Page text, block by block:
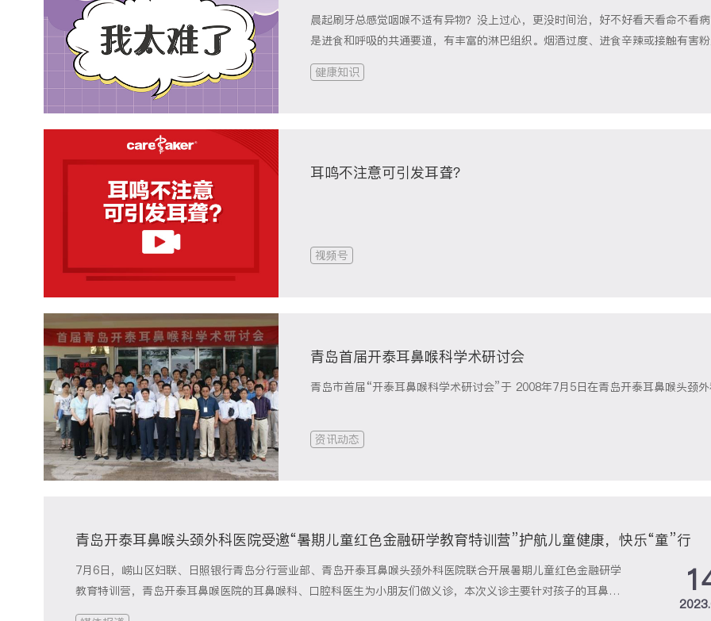
晨起刷牙总感觉咽喉不适有异物？没上过心，更没时间治，好不好看天看命不看
是进食和呼吸的共通要道，有丰富的淋巴组织。烟酒过度、进食辛辣或接触有害
致病因素反复刺激下，都极易引发咽喉炎。急性咽喉炎久拖不治、迁延不愈会转
可导致慢性咽喉炎长期不愈，如慢性鼻炎、张口呼吸、慢性扁桃体炎、呼吸道炎
健康知识
耳鸣不注意可引发耳聋？
视频号
青岛首届开泰耳鼻喉科学术研讨会
青岛市首届“开泰耳鼻喉科学术研讨会”于 2008年7月5日在青岛开泰耳鼻喉头颈
资讯动态
青岛开泰耳鼻喉头颈外科医院受邀“暑期儿童红色金融研学教育特训营”护航儿童健康，快乐“童”行
7月6日，崂山区妇联、日照银行青岛分行营业部、青岛开泰耳鼻喉头颈外科医院联合开展暑期儿童红色金融研学
教育特训营，青岛开泰耳鼻喉医院的耳鼻喉科、口腔科医生为小朋友们做义诊，本次义诊主要针对孩子的耳鼻
喉、牙齿等进行检查。